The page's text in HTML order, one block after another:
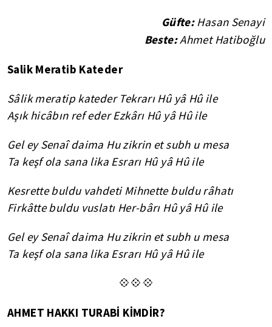
Güfte:Hasan Senayi
Beste:Ahmet Hatiboğlu
Salik Meratib Kateder
Sâlik meratip kateder Tekrarı Hû yâ Hû ile
Aşık hicâbın ref eder Ezkârı Hû yâ Hû ile
Gel ey Senaî daima Hu zikrin et subh u mesa
Ta keşf ola sana lika Esrarı Hû yâ Hû ile
Kesrette buldu vahdeti Mihnette buldu râhatı
Firkâtte buldu vuslatı Her-bârı Hû yâ Hû ile
Gel ey Senaî daima Hu zikrin et subh u mesa
Ta keşf ola sana lika Esrarı Hû yâ Hû ile
💠💠💠
AHMET HAKKI TURABİ KİMDİR?